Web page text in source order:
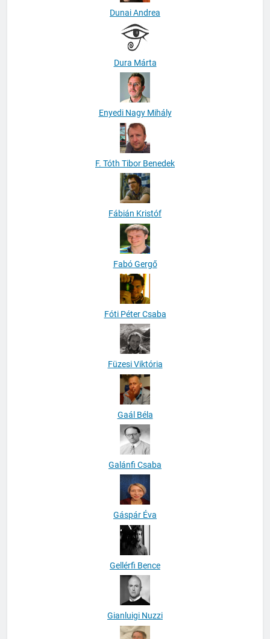
Dunai Andrea
Dura Márta
Enyedi Nagy Mihály
F. Tóth Tibor Benedek
Fábián Kristóf
Fabó Gergő
Fóti Péter Csaba
Füzesi Viktória
Gaál Béla
Galánfi Csaba
Gáspár Éva
Gellérfi Bence
Gianluigi Nuzzi